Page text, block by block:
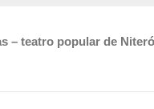
– teatro popular de